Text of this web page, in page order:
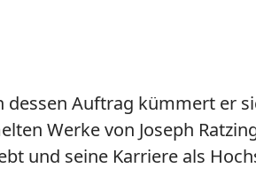
dessen Auftrag kümmert er
Werke von Joseph
und seine Karriere als